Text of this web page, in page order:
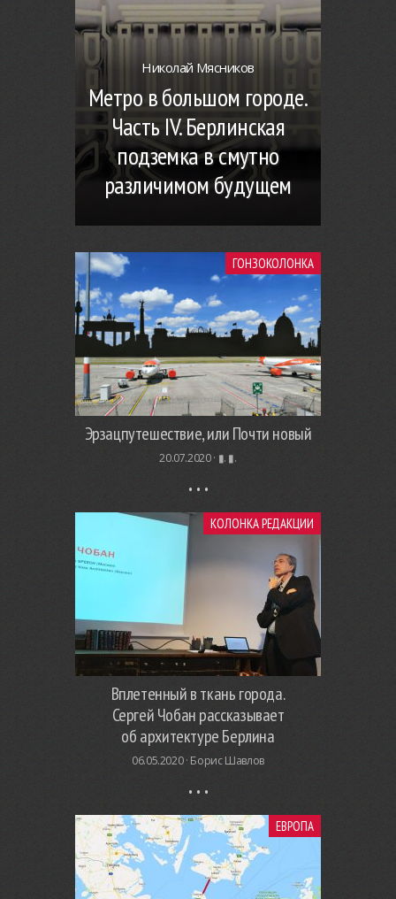
Николай Мясников
Метро в большом городе.
Часть IV. Берлинская
подземка в смутно
различимом будущем
ГОНЗОКОЛОНКА
Эрзацпутешествие, или Почти новый
20.07.2020 · ▮. ▮.
КОЛОНКА РЕДАКЦИИ
Вплетенный в ткань города.
Сергей Чобан рассказывает
об архитектуре Берлина
06.05.2020 · Борис Шавлов
ЕВРОПА